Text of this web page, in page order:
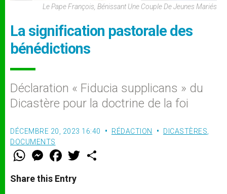
Le Pape François, Bénissant Une Couple De Jeunes Mariés
La signification pastorale des
bénédictions
Déclaration « Fiducia supplicans » du
Dicastère pour la doctrine de la foi
DÉCEMBRE 20, 2023 16:40 RÉDACTION DICASTÈRES
DOCUMENTS
W
t
s
M
e
s
e
F
a
e
b
w
Share this Entry